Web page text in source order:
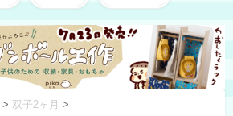
> 双子2ヶ月 >